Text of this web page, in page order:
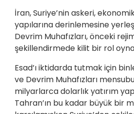
İran, Suriye’nin askeri,
yapılarına derinlemesine
Devrim Muhafızları, önceki
şekillendirmede kilit bir rol
Esad’ı iktidarda tutmak için
ve Devrim Muhafızları
milyarlarca dolarlık yatırım
Tahran’ın bu kadar büyük bir